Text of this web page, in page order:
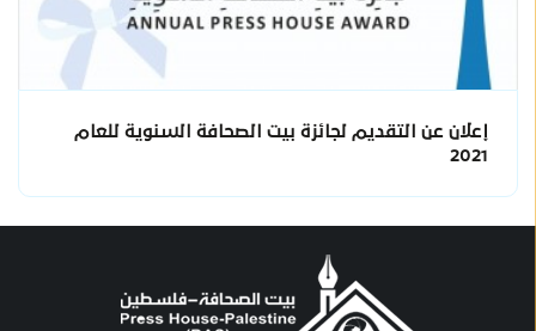
إعلان عن التقديم لجائزة بيت الصحافة السنوية للعام
2021